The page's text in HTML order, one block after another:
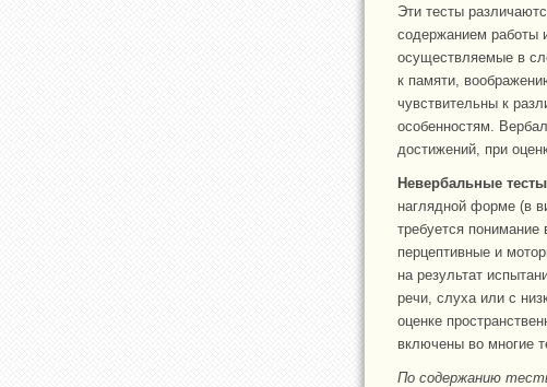
Эти тесты
содержанием работы
осуществляемые в
к памяти,
чувствительны к
особенностям.
достижений, при
Невербальные тесты
наглядной форме (в
требуется
перцептивные и
на результат
речи, слуха или с
оценке
включены во многие
По содержанию